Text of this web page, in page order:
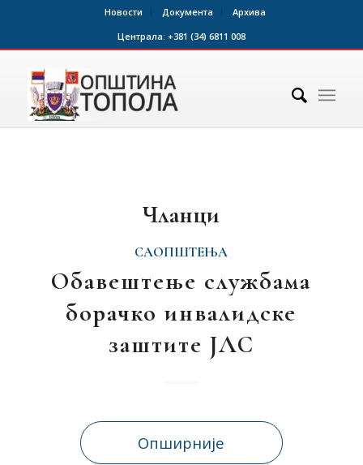
Новости Документа
Архива
Централа: +381 (34) 6811 008
Чланци
САОПШТЕЊА
Обавештење службама
борачко инвалидске
заштите ЈЛС
Опширније